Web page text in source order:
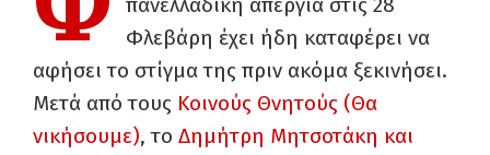
πανελλαδική απεργία στις 28
Φλεβάρη έχει ήδη καταφέρει να
αφήσει το στίγμα της πριν ακόμα ξεκινήσει.
Μετά από τους Κοινούς Θνητούς (Θα
νικήσουμε), το Δημήτρη Μητσοτάκη και